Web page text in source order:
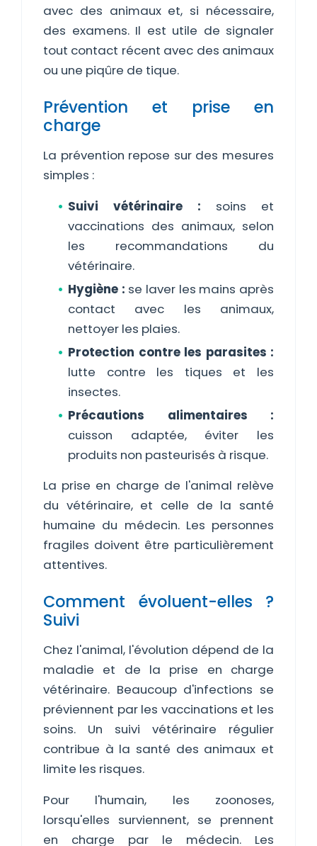
avec des animaux et, si nécessaire,
des examens. Il est utile de signaler
tout contact récent avec des animaux
ou une piqûre de tique.
Prévention et prise en
charge
La prévention repose sur des mesures
simples :
Suivi vétérinaire : soins et
vaccinations des animaux, selon
les recommandations du
vétérinaire.
Hygiène : se laver les mains après
contact avec les animaux,
nettoyer les plaies.
Protection contre les parasites :
lutte contre les tiques et les
insectes.
Précautions alimentaires :
cuisson adaptée, éviter les
produits non pasteurisés à risque.
La prise en charge de l'animal relève
du vétérinaire, et celle de la santé
humaine du médecin. Les personnes
fragiles doivent être particulièrement
attentives.
Comment évoluent-elles ?
Suivi
Chez l'animal, l'évolution dépend de la
maladie et de la prise en charge
vétérinaire. Beaucoup d'infections se
préviennent par les vaccinations et les
soins. Un suivi vétérinaire régulier
contribue à la santé des animaux et
limite les risques.
Pour l'humain, les zoonoses,
lorsqu'elles surviennent, se prennent
en charge par le médecin. Les